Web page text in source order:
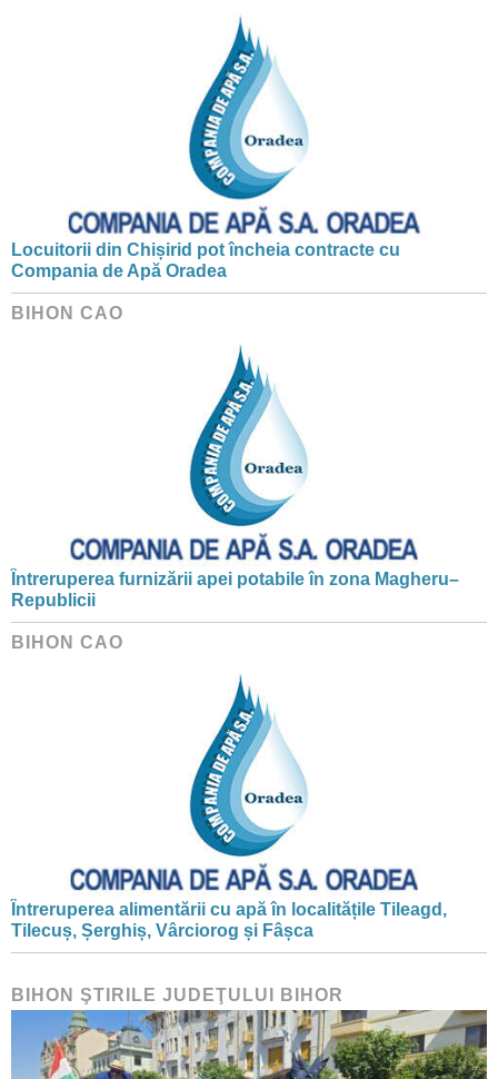
Locuitorii din Chișirid pot încheia contracte cu
Compania de Apă Oradea
BIHON CAO
Întreruperea furnizării apei potabile în zona Magheru–
Republicii
BIHON CAO
Întreruperea alimentării cu apă în localitățile Tileagd,
Tilecuș, Șerghiș, Vârciorog și Fâșca
BIHON ŞTIRILE JUDEŢULUI BIHOR